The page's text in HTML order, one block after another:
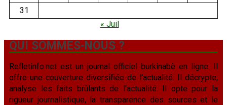
31
« Juil
QUI SOMMES-NOUS ?
Refletinfo.net est un journal officiel burkinabè en ligne. Il
offre une couverture diversifiée de l'actualité. Il décrypte,
analyse les faits brûlants de l'actualité. Il opte pour la
rigueur journalistique, la transparence des sources et le